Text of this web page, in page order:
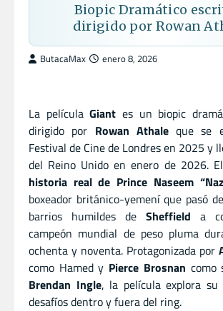
Biopic Dramático
dirigido por Rowan
ButacaMax enero 8, 2026
La películaGiant es un biopic
dirigido por Rowan Athaleque se
Festival de Cine de Londres en 2025 y
del Reino Unido en enero de 2026.
historia real de Prince Naseem
boxeador británico-yemení que pasó
barrios humildes de Sheffield a
campeón mundial de peso pluma
ochenta y noventa. Protagonizada por
como Hamed y Pierce Brosnan como
Brendan Ingle, la película explora
desafíos dentro y fuera del ring.